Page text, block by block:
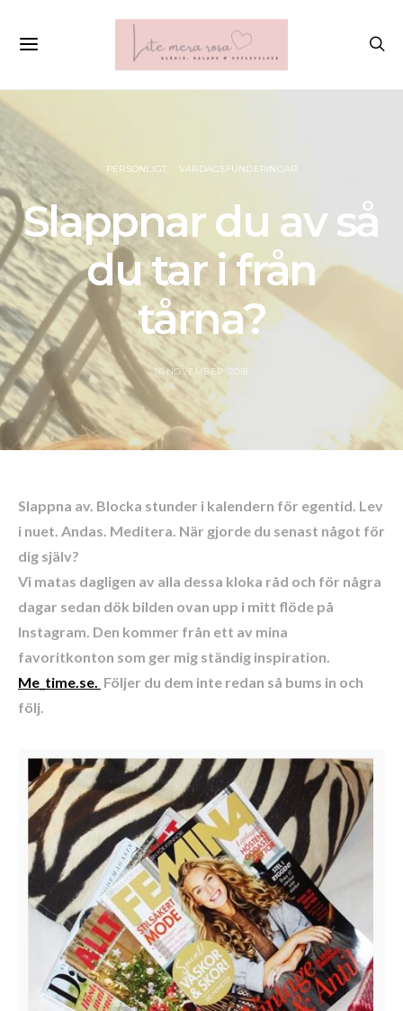
PERSONLIGT VARDAGSFUNDERINGAR
Slappnar du av så
du tar i från
tårna?
16 NOVEMBER, 2018
Slappna av. Blocka stunder i kalendern för egentid. Lev
i nuet. Andas. Meditera. När gjorde du senast något för
dig själv?
Vi matas dagligen av alla dessa kloka råd och för några
dagar sedan dök bilden ovan upp i mitt flöde på
Instagram. Den kommer från ett av mina
favoritkonton som ger mig ständig inspiration.
Me_time.se. Följer du dem inte redan så bums in och
följ.